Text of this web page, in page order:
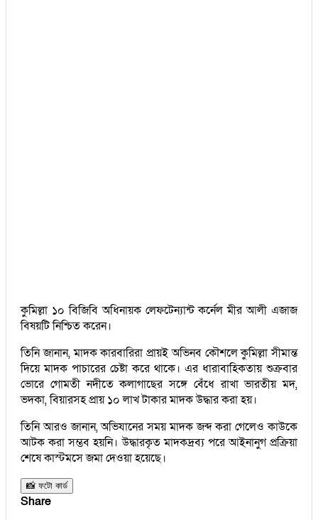
কুমিল্লা ১০ বিজিবি অধিনায়ক লেফটেন্যান্ট কর্নেল মীর আলী এজাজ
বিষয়টি নিশ্চিত করেন।
তিনি জানান, মাদক কারবারিরা প্রায়ই অভিনব কৌশলে কুমিল্লা সীমান্ত
দিয়ে মাদক পাচারের চেষ্টা করে থাকে। এর ধারাবাহিকতায় শুক্রবার
ভোরে গোমতী নদীতে কলাগাছের সঙ্গে বেঁধে রাখা ভারতীয় মদ,
ভদকা, বিয়ারসহ প্রায় ১০ লাখ টাকার মাদক উদ্ধার করা হয়।
তিনি আরও জানান, অভিযানের সময় মাদক জব্দ করা গেলেও কাউকে
আটক করা সম্ভব হয়নি। উদ্ধারকৃত মাদকদ্রব্য পরে আইনানুগ প্রক্রিয়া
শেষে কাস্টমসে জমা দেওয়া হয়েছে।
📸 ফটো কার্ড
Share